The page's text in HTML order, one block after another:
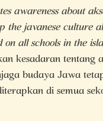
awareness about
the javanese
all schools in the
kesadaran
budaya Jawa
di semua